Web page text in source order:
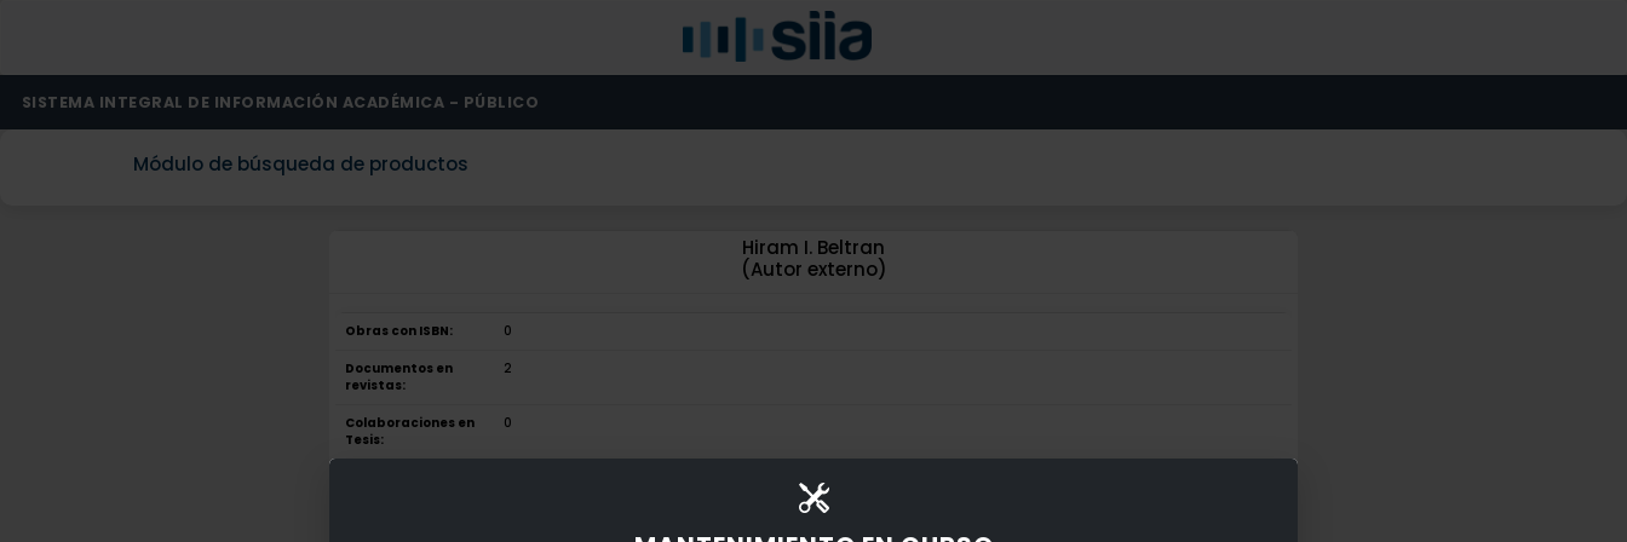
SISTEMA INTEGRAL DE INFORMACIÓN ACADÉMICA - PÚBLICO
Módulo de búsqueda de productos
Hiram I. Beltran
(Autor externo)
Obras con ISBN: 0
Documentos en
revistas:
2
Colaboraciones en
Tesis:
0